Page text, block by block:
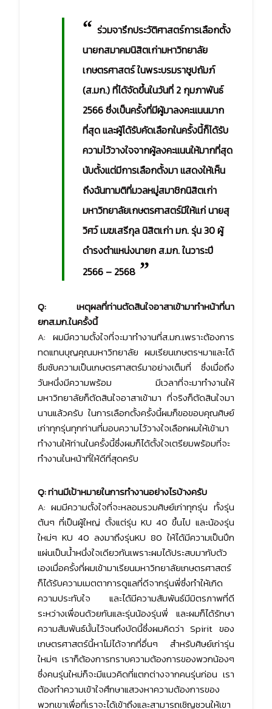
“ร่วมจารึกประวัติศาสตร์การเลือกตั้ง
นายกสมาคมนิสิตเก่ามหาวิทยาลัย
เกษตรศาสตร์ ในพระบรมราชูปถัมภ์
(ส.มก.) ที่ได้จัดขึ้นในวันที่ 2 กุมภาพันธ์
2566 ซึ่งเป็นครั้งที่มีผู้มาลงคะแนนมาก
ที่สุด และผู้ได้รับคัดเลือกในครั้งนี้ก็ได้รับ
ความไว้วางใจจากผู้ลงคะแนนให้มากที่สุด
นับตั้งแต่มีการเลือกตั้งมา แสดงให้เห็น
ถึงฉันทามติที่มวลหมู่สมาชิกนิสิตเก่า
มหาวิทยาลัยเกษตรศาสตร์มีให้แก่ นายสุ
วิศว์ เมฆเสรีกุล นิสิตเก่า มก. รุ่น 30 ผู้
ดำรงตำแหน่งนายก ส.มก. ในวาระปี
2566 – 2568 ”
Q: เหตุผลที่ท่านตัดสินใจอาสาเข้ามาทำหน้าที่นา
ยกส.มก.ในครั้งนี้
A: ผมมีความตั้งใจที่จะมาทำงานที่ส.มก.เพราะต้องการ
ทดแทนบุญคุณมหาวิทยาลัย ผมเรียนเกษตรฯมาและได้
ซึมซับความเป็นเกษตรศาสตร์มาอย่างเต็มที่ ซึ่งเมื่อถึง
วันหนึ่งมีความพร้อม มีเวลาที่จะมาทำงานให้
มหาวิทยาลัยก็ตัดสินใจอาสาเข้ามา ที่จริงก็ตัดสินใจมา
นานแล้วครับ ในการเลือกตั้งครั้งนี้ผมก็ขอขอบคุณศิษย์
เก่าทุกรุ่นทุกท่านที่มอบความไว้วางใจเลือกผมให้เข้ามา
ทำงานให้ท่านในครั้งนี้ซึ่งผมก็ได้ตั้งใจเตรียมพร้อมที่จะ
ทำงานในหน้าที่ให้ดีที่สุดครับ
Q: ท่านมีเป้าหมายในการทำงานอย่างไรบ้างครับ
A: ผมมีความตั้งใจที่จะหลอมรวมศิษย์เก่าทุกรุ่น ทั้งรุ่น
ต้นๆ ที่เป็นผู้ใหญ่ ตั้งแต่รุ่น KU 40 ขึ้นไป และน้องรุ่น
ใหม่ๆ KU 40 ลงมาถึงรุ่นKU 80 ให้ได้มีความเป็นปึก
แผ่นเป็นน้ำหนึ่งใจเดียวกันเพราะผมได้ประสบมากับตัว
เองเมื่อครั้งที่ผมเข้ามาเรียนมหาวิทยาลัยเกษตรศาสตร์
ก็ได้รับความเมตตาการดูแลที่ดีจากรุ่นพี่ซึ่งทำให้เกิด
ความประทับใจ และได้มีความสัมพันธ์มีมิตรภาพที่ดี
ระหว่างเพื่อนด้วยกันและรุ่นน้องรุ่นพี่ และผมก็ได้รักษา
ความสัมพันธ์นั้นไว้จนถึงบัดนี้ซึ่งผมคิดว่า Spirit ของ
เกษตรศาสตร์นี้หาไม่ได้จากที่อื่นๆ สำหรับศิษย์เก่ารุ่น
ใหม่ๆ เราก็ต้องการทราบความต้องการของพวกน้องๆ
ซึ่งคนรุ่นใหม่ก็จะมีแนวคิดที่แตกต่างจากคนรุ่นก่อน เรา
ต้องทำความเข้าใจศึกษาแสวงหาความต้องการของ
พวกเขาเพื่อที่เราจะได้เข้าถึงและสามารถเชิญชวนให้เขา